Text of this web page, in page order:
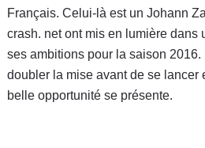
Français. Celui-là est un Johann
crash. net ont mis en lumière dans
ses ambitions pour la saison
doubler la mise avant de se lancer
belle opportunité se présente.